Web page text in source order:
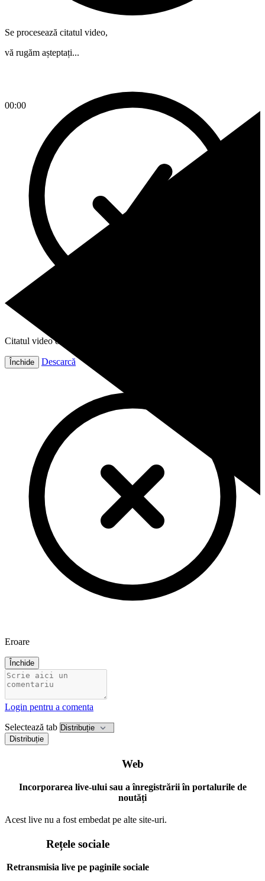
00:00
Se procesează citatul video,
vă rugăm așteptați...
Citatul video este gata!
Închide Descarcă
Eroare
Închide
Login pentru a comenta
Selectează tab
Distribuție
Web
Incorporarea live-ului sau a înregistrării în portalurile de
noutăți
Acest live nu a fost embedat pe alte site-uri.
Rețele sociale
Retransmisia live pe paginile sociale